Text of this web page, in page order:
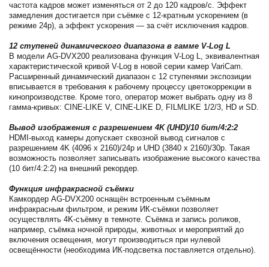
частота кадров может изменяться от 2 до 120 кадров/с. Эффект
замедления достигается при съёмке с 12-кратным ускорением (в
режиме 24p), а эффект ускорения — за счёт исключения кадров.
12 ступеней динамического диапазона в гамме V-Log L
В модели AG-DVX200 реализована функция V-Log L, эквивалентная
характеристической кривой V-Log в новой серии камер VariCam.
Расширенный динамический диапазон с 12 ступенями экспозиции
вписывается в требования к рабочему процессу цветокоррекции в
кинопроизводстве. Кроме того, оператор может выбрать одну из 8
гамма-кривых: CINE-LIKE V, CINE-LIKE D, FILMLIKE 1/2/3, HD и SD.
Вывод изображения с разрешением 4K (UHD)/10 бит/4:2:2
HDMI-выход камеры допускает сквозной вывод сигналов с
разрешением 4K (4096 x 2160)/24p и UHD (3840 x 2160)/30p. Такая
возможность позволяет записывать изображение высокого качества
(10 бит/4:2:2) на внешний рекордер.
Функция инфракрасной съёмки
Камкордер AG-DVX200 оснащён встроенным съёмным
инфракрасным фильтром, и режим ИК-съёмки позволяет
осуществлять 4K-съёмку в темноте. Съёмка и запись роликов,
например, съёмка ночной природы, животных и мероприятий до
включения освещения, могут производиться при нулевой
освещённости (необходима ИК-подсветка поставляется отдельно).